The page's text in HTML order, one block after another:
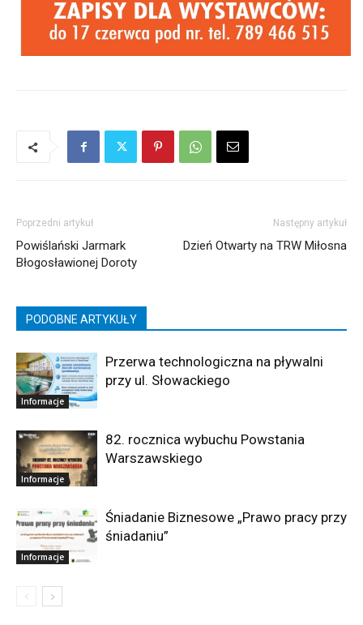
Poprzedni artykuł
Powiślański Jarmark
Błogosławionej Doroty
Następny artykuł
Dzień Otwarty na TRW Miłosna
PODOBNE ARTYKUŁY
Informacje
Przerwa technologiczna na pływalni
przy ul. Słowackiego
Informacje
82. rocznica wybuchu Powstania
Warszawskiego
Informacje
Śniadanie Biznesowe „Prawo pracy przy
śniadaniu”